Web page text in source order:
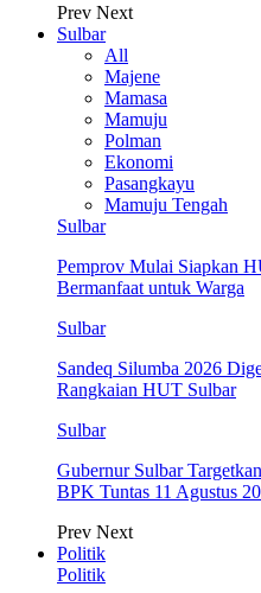
Prev Next
Sulbar
All
Majene
Mamasa
Mamuju
Polman
Ekonomi
Pasangkayu
Mamuju Tengah
Sulbar
Pemprov Mulai Siapkan
Bermanfaat untuk Warga
Sulbar
Sandeq Silumba 2026
Rangkaian HUT Sulbar
Sulbar
Gubernur Sulbar
BPK Tuntas 11 Agustus
Prev Next
Politik
Politik